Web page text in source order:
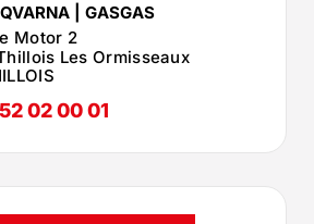
| GASGAS
Motor 2
Les Ormisseaux
02 00 01